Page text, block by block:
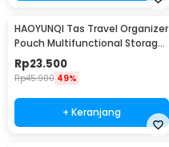
HAOYUNQI Tas Travel Organizer
Pouch Multifunctional Storage
Bag - XD130
Rp23.500
Rp45.900 49%
+ Keranjang